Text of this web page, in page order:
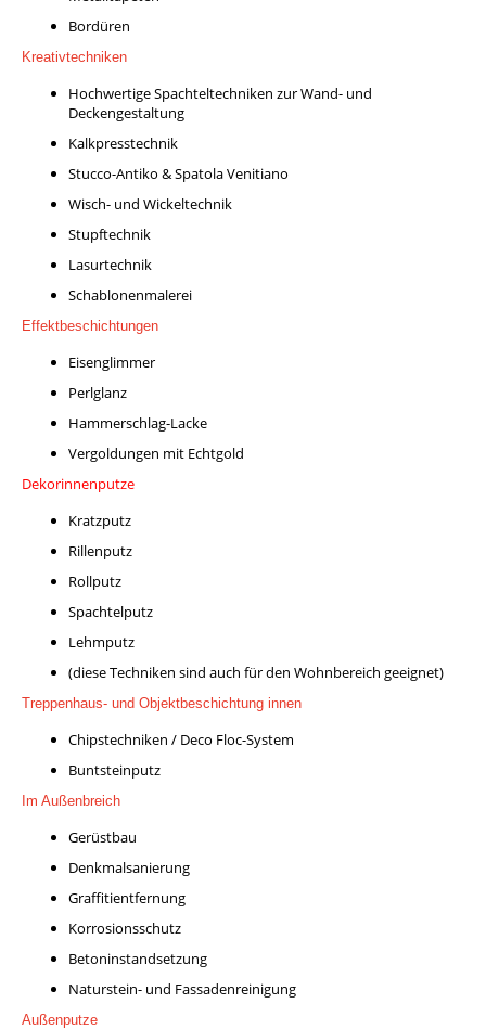
Bordüren
Kreativtechniken
Hochwertige Spachteltechniken zur Wand- und
Deckengestaltung
Kalkpresstechnik
Stucco-Antiko & Spatola Venitiano
Wisch- und Wickeltechnik
Stupftechnik
Lasurtechnik
Schablonenmalerei
Effektbeschichtungen
Eisenglimmer
Perlglanz
Hammerschlag-Lacke
Vergoldungen mit Echtgold
Dekorinnenputze
Kratzputz
Rillenputz
Rollputz
Spachtelputz
Lehmputz
(diese Techniken sind auch für den Wohnbereich geeignet)
Treppenhaus- und Objektbeschichtung innen
Chipstechniken / Deco Floc-System
Buntsteinputz
Im Außenbreich
Gerüstbau
Denkmalsanierung
Graffitientfernung
Korrosionsschutz
Betoninstandsetzung
Naturstein- und Fassadenreinigung
Außenputze